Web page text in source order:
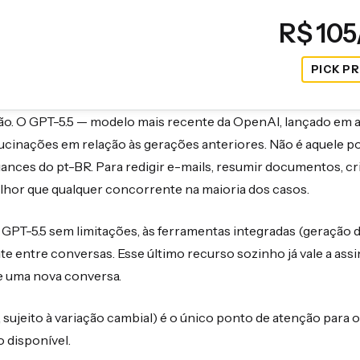
R$
PICK
O GPT-5.5 — modelo mais recente da OpenAI, lançado em
em relação às gerações anteriores. Não é aquele
do pt-BR. Para redigir e-mails, resumir documentos,
que qualquer concorrente na maioria dos casos.
5.5 sem limitações, às ferramentas integradas (geração
entre conversas. Esse último recurso sozinho já vale a
nova conversa.
à variação cambial) é o único ponto de atenção para
disponível.